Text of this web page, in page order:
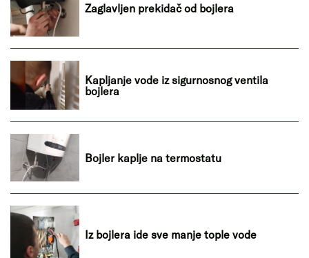
Zaglavljen prekidač od bojlera
Kapljanje vode iz sigurnosnog ventila
bojlera
Bojler kaplje na termostatu
Iz bojlera ide sve manje tople vode